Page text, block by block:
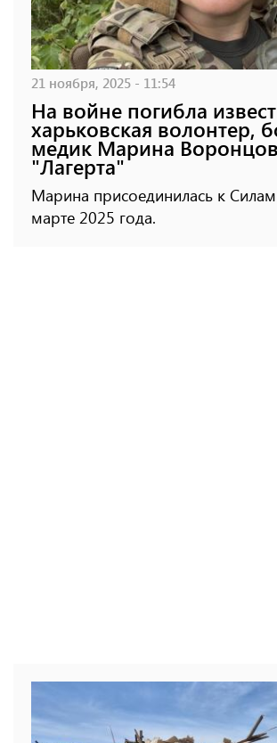
21 ноября, 2025 - 11:54
На войне погибла
харьковская волонтер,
медик Марина
"Лагерта"
Марина присоединилась к
марте 2025 года.